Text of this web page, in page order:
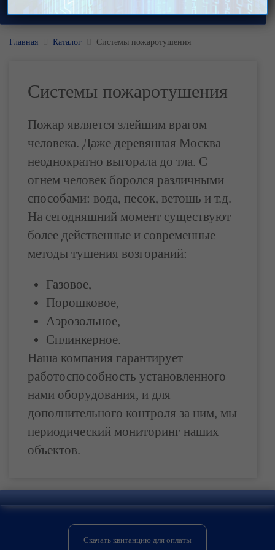
Главная Каталог Системы пожаротушения
Системы пожаротушения
Пожар является злейшим врагом
человека. Даже деревянная Москва
неоднократно выгорала до тла. С
огнем человек боролся различными
способами: вода, песок, ветошь и т.д.
На сегодняшний момент существуют
более действенные и современные
методы тушения возгораний:
Газовое,
Порошковое,
Аэрозольное,
Сплинкерное.
Наша компания гарантирует
работоспособность установленного
нами оборудования, и для
дополнительного контроля за ним, мы
периодический мониторинг наших
объектов.
Скачать квитанцию для оплаты